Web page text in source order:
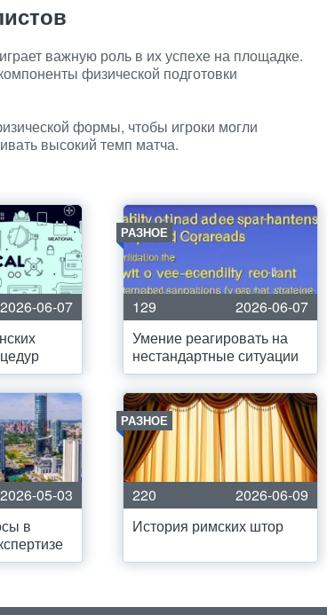
важную роль в их успехе на площадке.
физической подготовки
формы, чтобы игроки могли
высокий темп матча.
2026-06-07
РАЗНОЕ
129
2026-06-07
Умение реагировать на
нестандартные ситуации
2026-05-03
в
РАЗНОЕ
220
2026-06-09
История римских штор